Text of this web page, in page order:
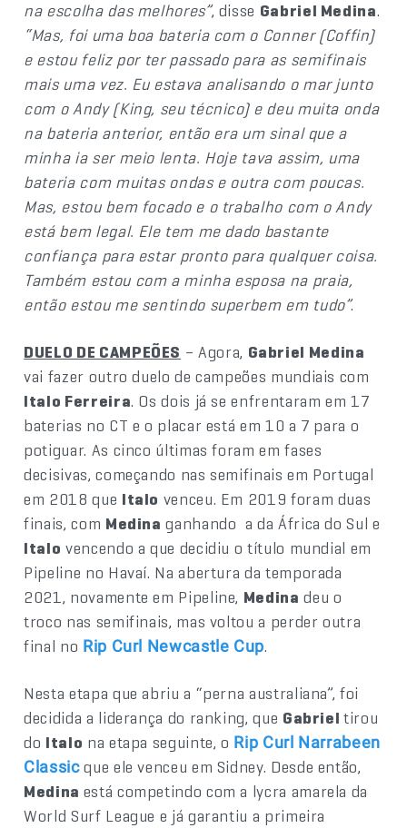
na escolha das melhores”, disse Gabriel Medina.
“Mas, foi uma boa bateria com o Conner (Coffin)
e estou feliz por ter passado para as semifinais
mais uma vez. Eu estava analisando o mar junto
com o Andy (King, seu técnico) e deu muita onda
na bateria anterior, então era um sinal que a
minha ia ser meio lenta. Hoje tava assim, uma
bateria com muitas ondas e outra com poucas.
Mas, estou bem focado e o trabalho com o Andy
está bem legal. Ele tem me dado bastante
confiança para estar pronto para qualquer coisa.
Também estou com a minha esposa na praia,
então estou me sentindo superbem em tudo”.
DUELO DE CAMPEÕES – Agora, Gabriel Medina
vai fazer outro duelo de campeões mundiais com
Italo Ferreira. Os dois já se enfrentaram em 17
baterias no CT e o placar está em 10 a 7 para o
potiguar. As cinco últimas foram em fases
decisivas, começando nas semifinais em Portugal
em 2018 que Italo venceu. Em 2019 foram duas
finais, com Medina ganhando a da África do Sul e
Italo vencendo a que decidiu o título mundial em
Pipeline no Havaí. Na abertura da temporada
2021, novamente em Pipeline, Medina deu o
troco nas semifinais, mas voltou a perder outra
final no Rip Curl Newcastle Cup.
Nesta etapa que abriu a “perna australiana”, foi
decidida a liderança do ranking, que Gabrieltirou
do Italo na etapa seguinte, o Rip Curl Narrabeen
Classicque ele venceu em Sidney. Desde então,
Medina está competindo com a lycra amarela da
World Surf League e já garantiu a primeira